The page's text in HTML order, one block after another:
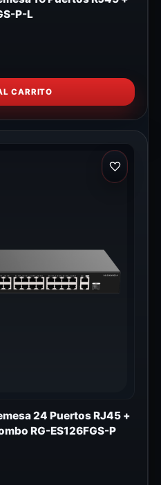
P-L
CARRITO
24 Puertos RJ45 +
RG-ES126FGS-P